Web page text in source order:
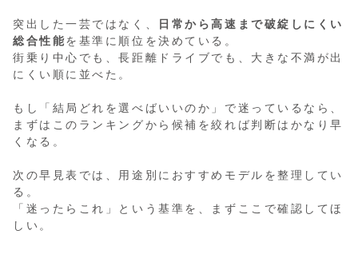
突出した一芸ではなく、
日常から高速まで破綻しにくい
総合性能を基準に順位を決めている。
街乗り中心でも、長距離ドライブでも、大きな不満が出
にくい順に並べた。
もし「結局どれを選べばいいのか」で迷っているなら、
まずはこのランキングから候補を絞れば判断はかなり早
くなる。
次の早見表では、用途別におすすめモデルを整理してい
る。
「迷ったらこれ」という基準を、まずここで確認してほ
しい。